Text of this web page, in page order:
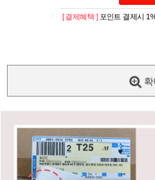
[ 결제혜택 ] 포인트 결제시